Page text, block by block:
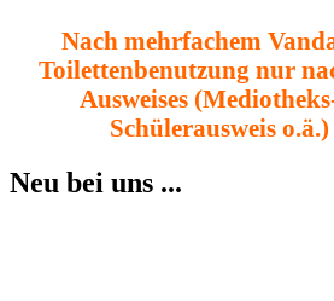
Nach mehrfachem
Toilettenbenutzung nur
Ausweises
Schülerausweis
Neu bei uns ...